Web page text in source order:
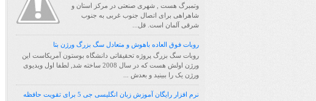
وتمبرگ هست , شهری صنعتی در مرکز استان و
شاهراهی برای اتصال جنوب غربی به جنوب
شرقی آلمان است. قل...
روبات فوق العاده باهوش و متعادل سگ بزرگ ورژن بتا
روبات سگ بزرگ پروژه تحقیقاتی دانشگاه بوستون آمریکاست این
ورژن اولش هست که در سال 2008 ساخته شد, لطفا اول ویدیوی
ورژن یک را ببینید و بعدش ...
نرم افزار رایگان آموزش زبان انگلیسی جی 5 برای تقویت حافظه